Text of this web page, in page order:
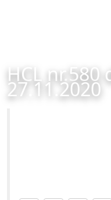
HCL nr.580
27.11.2020